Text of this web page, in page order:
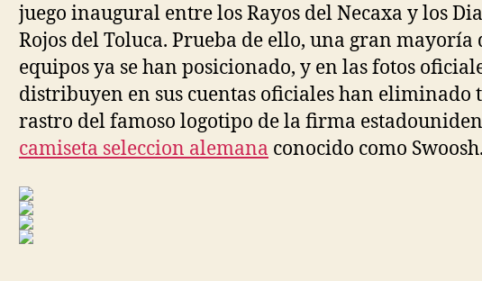
juego inaugural entre los Rayos del Necaxa y los
Rojos del Toluca. Prueba de ello, una gran mayoría
equipos ya se han posicionado, y en las fotos
distribuyen en sus cuentas oficiales han eliminado
rastro del famoso logotipo de la firma
camiseta seleccion alemana conocido como Swoosh.